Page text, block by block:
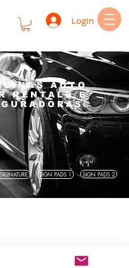
Login
AUTO
RENTALSE
SIGN PADS 1 SIGN PADS 2